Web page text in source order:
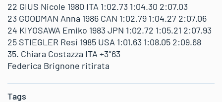
22 GIUS Nicole 1980 ITA 1:02.73 1:04.30 2:07.03
23 GOODMAN Anna 1986 CAN 1:02.79 1:04.27 2:07.06
24 KIYOSAWA Emiko 1983 JPN 1:02.72 1:05.21 2:07.93
25 STIEGLER Resi 1985 USA 1:01.63 1:08.05 2:09.68
35. Chiara Costazza ITA +3″63
Federica Brignone ritirata
Tags